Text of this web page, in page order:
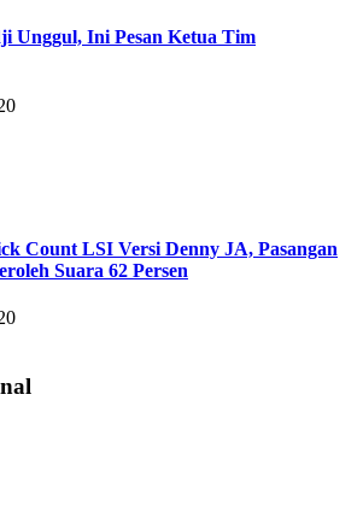
Unggul, Ini Pesan Ketua Tim
Count LSI Versi Denny JA, Pasangan
Suara 62 Persen